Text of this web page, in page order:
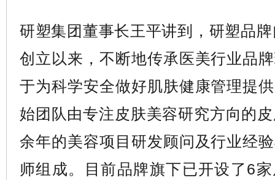
研塑集团董事长王平讲到，研塑品
创立以来，不断地传承医美行业品
于为科学安全做好肌肤健康管理提
始团队由专注皮肤美容研究方向的
余年的美容项目研发顾问及行业经
师组成。目前品牌旗下已开设了6